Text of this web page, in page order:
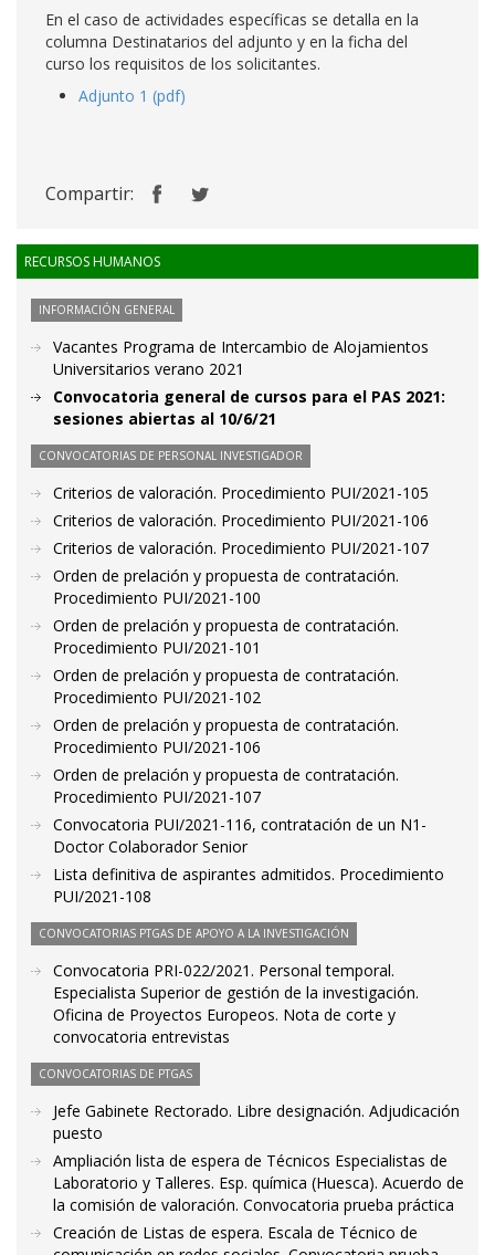
En el caso de actividades específicas se detalla en la
columna Destinatarios del adjunto y en la ficha del
curso los requisitos de los solicitantes.
Adjunto 1 (pdf)
Compartir:
RECURSOS HUMANOS
INFORMACIÓN GENERAL
Vacantes Programa de Intercambio de Alojamientos
Universitarios verano 2021
Convocatoria general de cursos para el PAS 2021:
sesiones abiertas al 10/6/21
CONVOCATORIAS DE PERSONAL INVESTIGADOR
Criterios de valoración. Procedimiento PUI/2021-105
Criterios de valoración. Procedimiento PUI/2021-106
Criterios de valoración. Procedimiento PUI/2021-107
Orden de prelación y propuesta de contratación.
Procedimiento PUI/2021-100
Orden de prelación y propuesta de contratación.
Procedimiento PUI/2021-101
Orden de prelación y propuesta de contratación.
Procedimiento PUI/2021-102
Orden de prelación y propuesta de contratación.
Procedimiento PUI/2021-106
Orden de prelación y propuesta de contratación.
Procedimiento PUI/2021-107
Convocatoria PUI/2021-116, contratación de un N1-
Doctor Colaborador Senior
Lista definitiva de aspirantes admitidos. Procedimiento
PUI/2021-108
CONVOCATORIAS PTGAS DE APOYO A LA INVESTIGACIÓN
Convocatoria PRI-022/2021. Personal temporal.
Especialista Superior de gestión de la investigación.
Oficina de Proyectos Europeos. Nota de corte y
convocatoria entrevistas
CONVOCATORIAS DE PTGAS
Jefe Gabinete Rectorado. Libre designación. Adjudicación
puesto
Ampliación lista de espera de Técnicos Especialistas de
Laboratorio y Talleres. Esp. química (Huesca). Acuerdo de
la comisión de valoración. Convocatoria prueba práctica
Creación de Listas de espera. Escala de Técnico de